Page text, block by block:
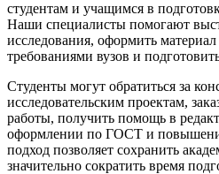
студентам и учащимся в
Наши специалисты помогают
исследования, оформить материал
требованиями вузов и
Студенты могут обратиться за
исследовательским проектам,
работы, получить помощь в
оформлении по ГОСТ и
подход позволяет сохранить
значительно сократить время